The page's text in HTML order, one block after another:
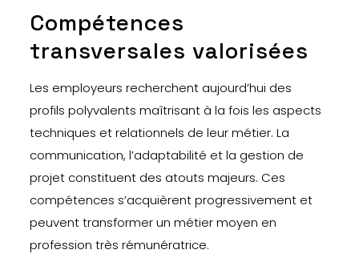
Compétences
transversales valorisées
Les employeurs recherchent aujourd’hui des
profils polyvalents maîtrisant à la fois les aspects
techniques et relationnels de leur métier. La
communication, l’adaptabilité et la gestion de
projet constituent des atouts majeurs. Ces
compétences s’acquièrent progressivement et
peuvent transformer un métier moyen en
profession très rémunératrice.